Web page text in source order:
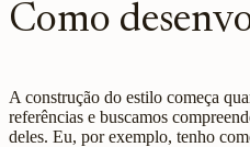
Como
A construção do estilo começa
referências e buscamos
deles. Eu, por exemplo, tenho